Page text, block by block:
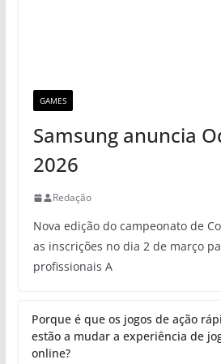
GAMES
Samsung anuncia
2026
Redação
Nova edição do campeonato de
as inscrições no dia 2 de março
profissionais A
Porque é que os jogos de ação
estão a mudar a experiência de
online?